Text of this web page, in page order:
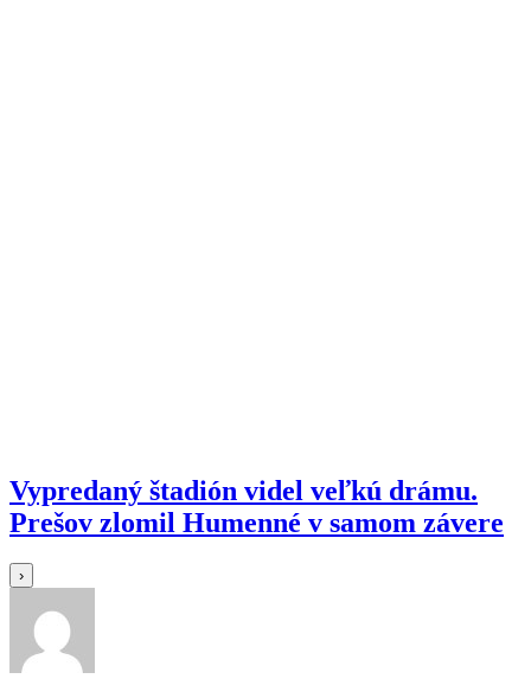
Vypredaný štadión videl veľkú drámu.
Prešov zlomil Humenné v samom závere
›